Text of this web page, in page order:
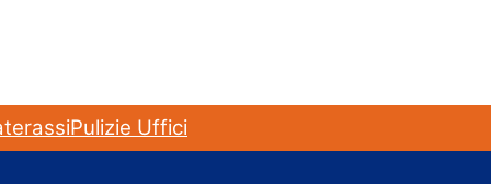
Pulizie Uffici